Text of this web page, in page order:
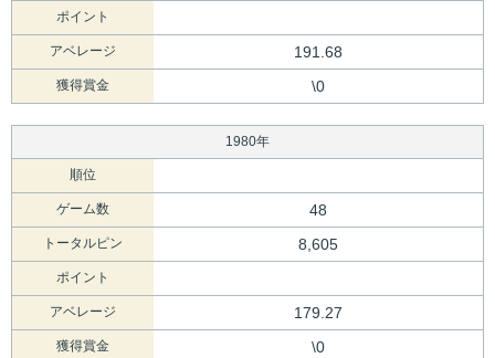
ポイント
アベレージ 191.68
獲得賞金 \0
1980年
順位
ゲーム数 48
トータルピン 8,605
ポイント
アベレージ 179.27
獲得賞金 \0